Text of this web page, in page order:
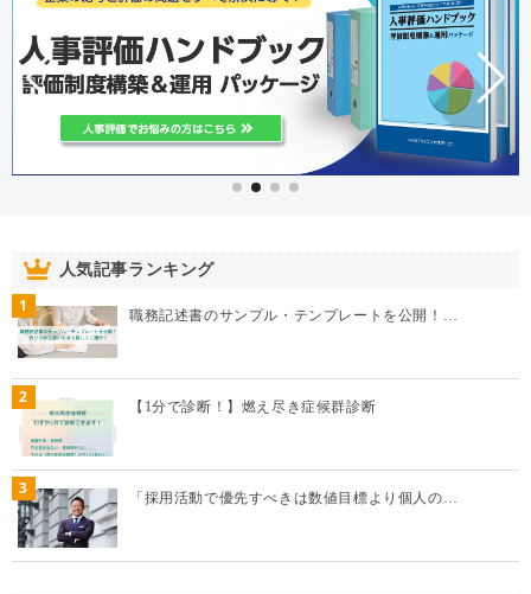
人気記事ランキング
1 職務記述書のサンプル・テンプレートを公開！…
2 【1分で診断！】燃え尽き症候群診断
3 「採用活動で優先すべきは数値目標より個人の…